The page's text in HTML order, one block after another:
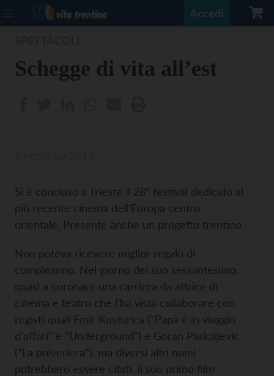
Accedi
Schegge di vita all’est
Si è concluso a Trieste il 28° festival dedicato al
più recente cinema dell'Europa centro-
orientale. Presente anche un progetto trentino
Non poteva ricevere miglior regalo di
compleanno. Nel giorno del suo sessantesimo,
quasi a coronare una carriera da attrice di
cinema e teatro che l’ha vista collaborare con
registi quali Emir Kusturica (“Papà è in viaggio
d’affari” e “Underground”) e Goran Paskaljevic
(“La polveriera”), ma diversi altri nomi
potrebbero essere citati, il suo primo film